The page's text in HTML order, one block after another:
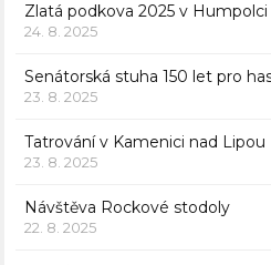
Zlatá podkova 2025 v Humpolci
24. 8. 2025
Senátorská stuha 150 let pro
23. 8. 2025
Tatrování v Kamenici nad Lipou
23. 8. 2025
Návštěva Rockové stodoly
22. 8. 2025